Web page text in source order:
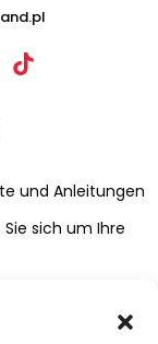
und Anleitungen
sich um Ihre